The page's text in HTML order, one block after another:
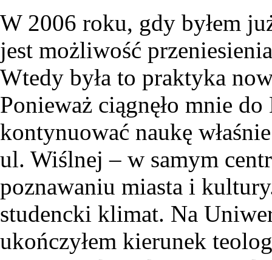
W 2006 roku, gdy byłem
jest możliwość
Wtedy była to praktyka
Ponieważ ciągnęło mnie
kontynuować naukę
ul. Wiślnej – w samym
poznawaniu miasta i
studencki klimat. Na
ukończyłem kierunek